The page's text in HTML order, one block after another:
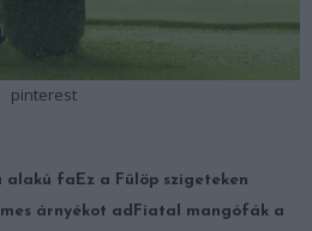
pinterest
alakú fa Ez a Fülöp szigeteken
árnyékot ad Fiatal mangófák a